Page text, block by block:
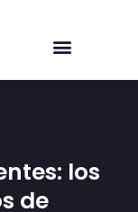
los
de